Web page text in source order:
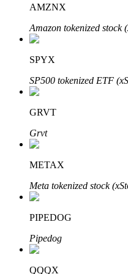
Bloqueios de BTR
Investimentos exclusivos
Empréstimos
AMZNX
Amazon tokenized stock
SPYX
SP500 tokenized ETF
GRVT
Grvt
METAX
Meta tokenized stock
PIPEDOG
Pipedog
QQQX